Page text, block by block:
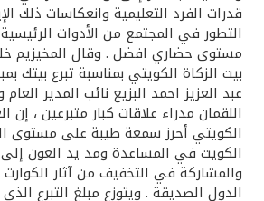
اتصل بنا
مواقع الفروع وأجهزة الصرف الآلي
ألمانيا
ماليزيا
قدرات الفرد التعليمية وانعكاسات ذلك
التطور في المجتمع من الأدوات
مستوى حضاري افضل . وقال المخيزيم
بيت الزكاة الكويتي بمناسبة تبرع بيتك
عبد العزيز احمد البزيع نائب المدير
اللقمان مدراء علاقات كبار متبرعين ، إن
الكويتي أحرز سمعة طيبة على مستوى
الكويت في المساعدة ومد يد العون
والمشاركة في التخفيف من آثار
الدول الصديقة . ويتوزع مبلغ التبرع